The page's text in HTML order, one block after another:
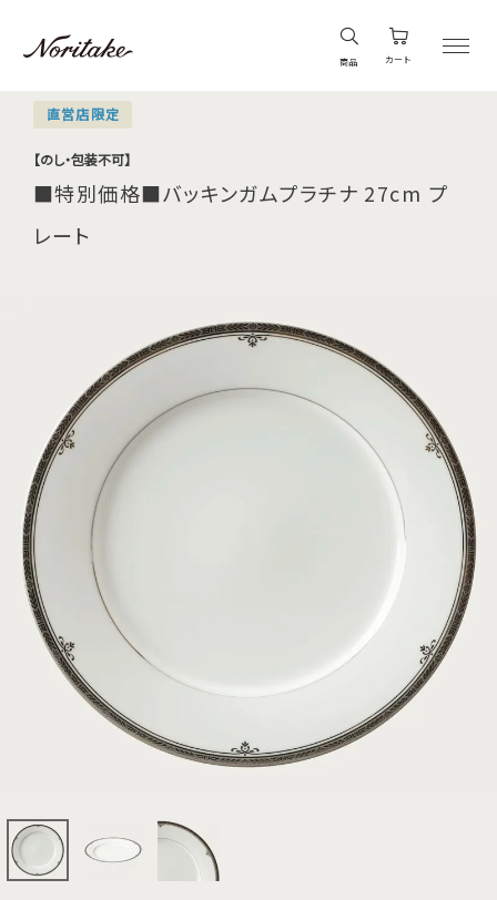
商品 カート
直営店限定
【のし・包装不可】
■特別価格■バッキンガムプラチナ 27cm プ
レート